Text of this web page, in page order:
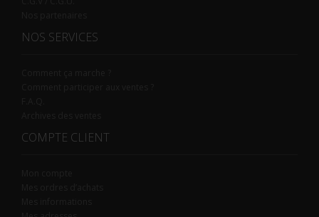
NOS SERVICES
COMPTE CLIENT